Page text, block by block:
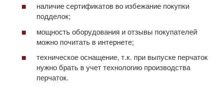
наличие сертификатов во избежание покупки
подделок;
мощность оборудования и отзывы покупателей
можно почитать в интернете;
техническое оснащение, т.к. при выпуске перчаток
нужно брать в учет технологию производства
перчаток.